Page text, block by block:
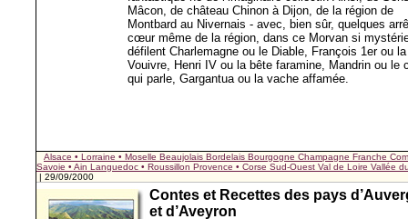
Mâcon, de château Chinon à Dijon, de la région de
Montbard au Nivernais - avec, bien sûr, quelques
cœur même de la région, dans ce Morvan si
défilent Charlemagne ou le Diable, François 1er ou la
Vouivre, Henri IV ou la bête faramine, Mandrin ou le
qui parle, Gargantua ou la vache affamée.
Alsace • Lorraine • Moselle Beaujolais Bordelais Bourgogne Champagne Franche
Savoie • Ain Languedoc • Roussillon Provence • Corse Sud-Ouest Val de Loire Vallée
| 29/09/2000
Contes et Recettes des pays
et d’Aveyron